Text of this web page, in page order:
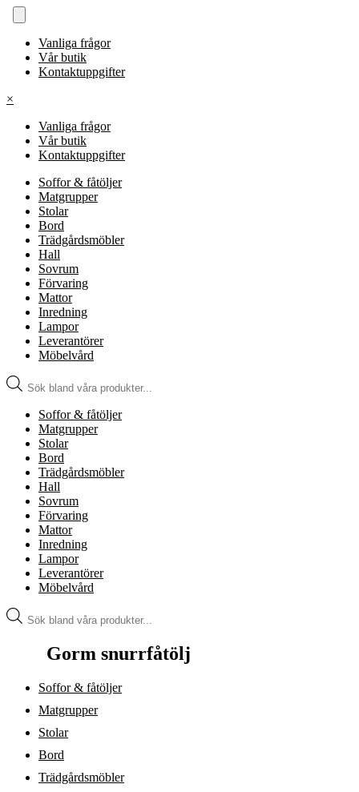
Vanliga frågor
Vår butik
Kontaktuppgifter
×
Vanliga frågor
Vår butik
Kontaktuppgifter
Soffor & fåtöljer
Matgrupper
Stolar
Bord
Trädgårdsmöbler
Hall
Sovrum
Förvaring
Mattor
Inredning
Lampor
Leverantörer
Möbelvård
Produktsökning
Soffor & fåtöljer
Matgrupper
Stolar
Bord
Trädgårdsmöbler
Hall
Sovrum
Förvaring
Mattor
Inredning
Lampor
Leverantörer
Möbelvård
Produktsökning
Gorm snurrfåtölj
Soffor & fåtöljer
Matgrupper
Stolar
Bord
Trädgårdsmöbler